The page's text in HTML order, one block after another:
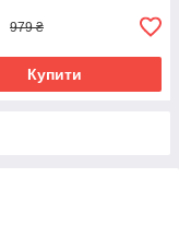
979 ₴
Купити